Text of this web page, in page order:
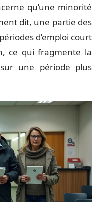
qu’une minorité
dit, une partie des
d’emploi court
ce qui fragmente la
une période plus